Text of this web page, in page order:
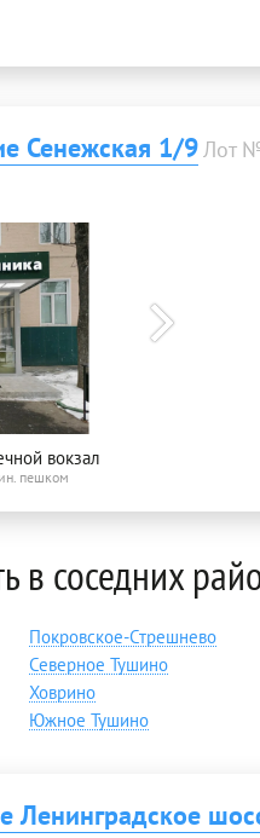
Сенежская 1/9Лот
вокзал
пешком
в соседних
Покровское-Стрешнево
Северное Тушино
Ховрино
Южное Тушино
Ленинградское